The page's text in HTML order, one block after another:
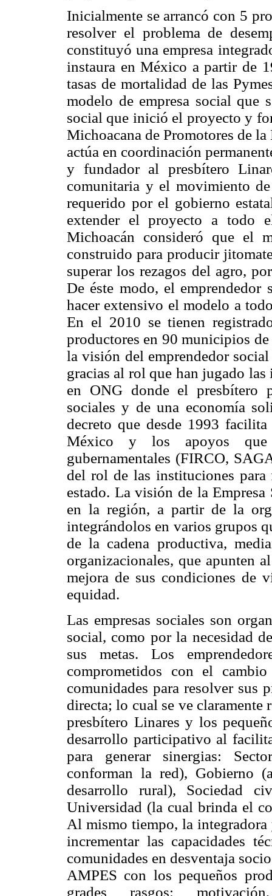
Inicialmente se arrancó con 5
resolver el problema de
constituyó una empresa
instaura en México a partir de
tasas de mortalidad de las
modelo de empresa social que
social que inició el proyecto y
Michoacana de Promotores de
actúa en coordinación
y fundador al presbítero
comunitaria y el movimiento
requerido por el gobierno
extender el proyecto a todo
Michoacán consideró que el
construido para producir
superar los rezagos del agro,
De éste modo, el
hacer extensivo el modelo a
En el 2010 se tienen
productores en 90 municipios
la visión del emprendedor
gracias al rol que han jugado
en ONG donde el presbítero
sociales y de una economía
decreto que desde 1993
México y los apoyos que
gubernamentales (FIRCO,
del rol de las instituciones
estado. La visión de la
en la región, a partir de la
integrándolos en varios grupos
de la cadena productiva,
organizacionales, que apunten
mejora de sus condiciones de
equidad.
Las empresas sociales son
social, como por la necesidad
sus metas. Los
comprometidos con el
comunidades para resolver sus
directa; lo cual se ve claramente
presbítero Linares y los
desarrollo participativo al
para generar sinergias:
conforman la red), Gobierno
desarrollo rural), Sociedad
Universidad (la cual brinda el
Al mismo tiempo, la
incrementar las capacidades
comunidades en desventaja
AMPES con los pequeños
grades rasgos: